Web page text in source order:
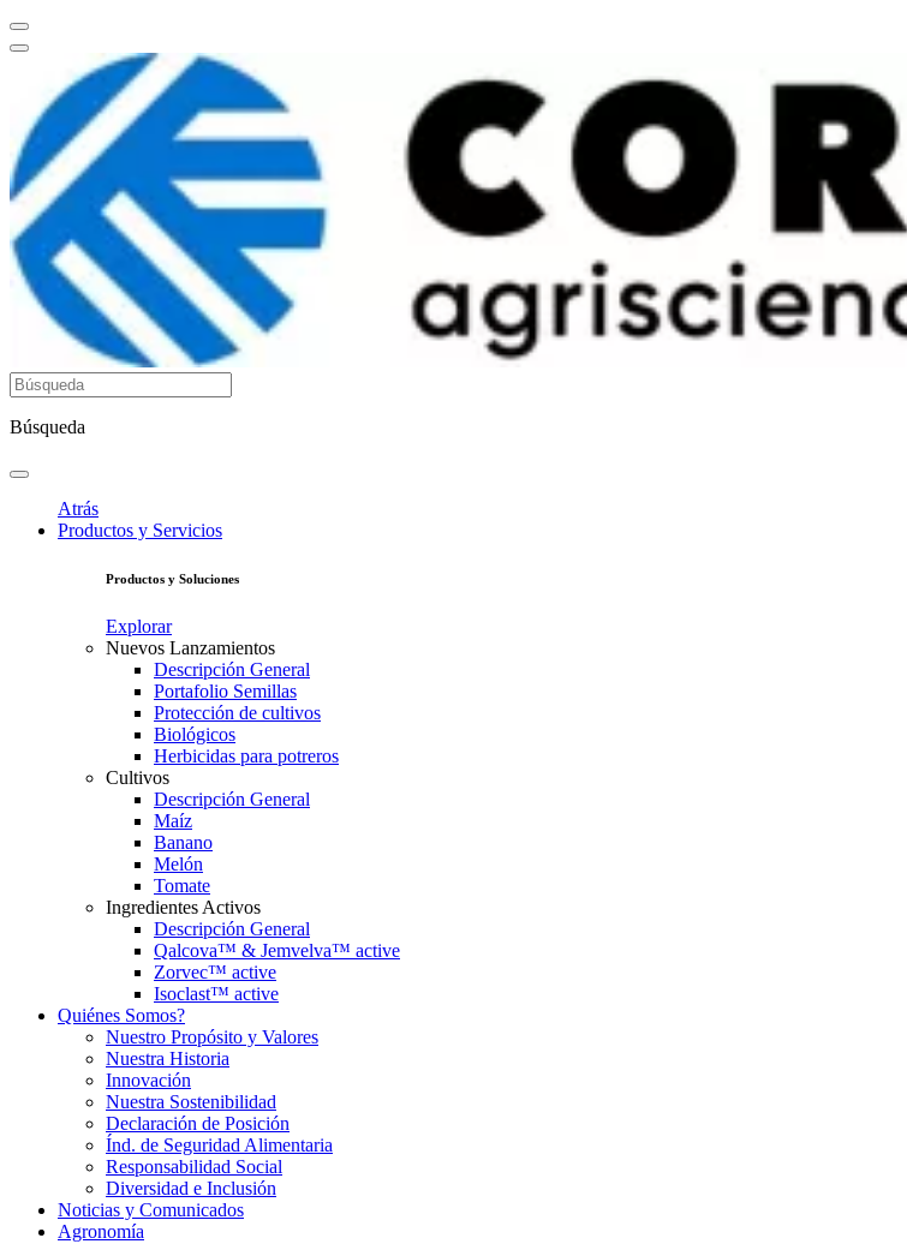
Búsqueda
Atrás
Productos y Servicios
Productos y Soluciones
Explorar
Nuevos Lanzamientos
Descripción General
Portafolio Semillas
Protección de cultivos
Biológicos
Herbicidas para potreros
Cultivos
Descripción General
Maíz
Banano
Melón
Tomate
Ingredientes Activos
Descripción General
Qalcova™ & Jemvelva™ active
Zorvec™ active
Isoclast™ active
Quiénes Somos?
Nuestro Propósito y Valores
Nuestra Historia
Innovación
Nuestra Sostenibilidad
Declaración de Posición
Índ. de Seguridad Alimentaria
Responsabilidad Social
Diversidad e Inclusión
Noticias y Comunicados
Agronomía